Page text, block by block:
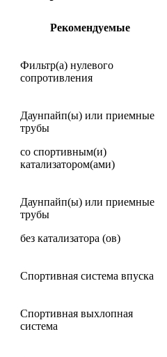
Рекомендуемые
Фильтр(а) нулевого
сопротивления
Даунпайп(ы) или приемные
трубы
со спортивным(и)
катализатором(ами)
Даунпайп(ы) или приемные
трубы
без катализатора (ов)
Спортивная система впуска
Спортивная выхлопная
система